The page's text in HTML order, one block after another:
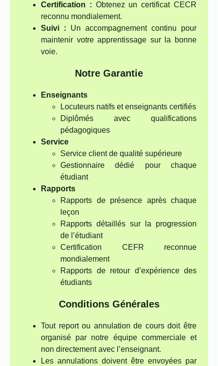
Certification : Obtenez un certificat CECR
reconnu mondialement.
Suivi : Un accompagnement continu pour
maintenir votre apprentissage sur la bonne
voie.
Notre Garantie
Enseignants
Locuteurs natifs et enseignants certifiés
Diplômés avec qualifications
pédagogiques
Service
Service client de qualité supérieure
Gestionnaire dédié pour chaque
étudiant
Rapports
Rapports de présence après chaque
leçon
Rapports détaillés sur la progression
de l’étudiant
Certification CEFR reconnue
mondialement
Rapports de retour d’expérience des
étudiants
Conditions Générales
Tout report ou annulation de cours doit être
organisé par notre équipe commerciale et
non directement avec l’enseignant.
Les annulations doivent être envoyées par